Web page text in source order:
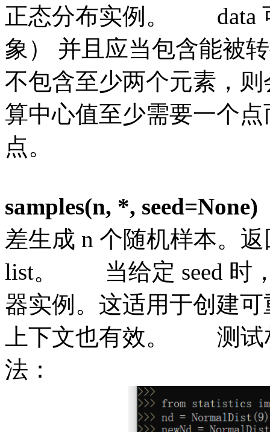
正态分布实例。
data
象） 并且应当包含能被
不包含至少两个元素，则
算中心值至少需要一个
点。
samples(n, *, seed=None)
差生成 n 个随机样本。
list。
当给定 seed 时
器实例。这适用于创建
上下文也有效。
测试构
法：